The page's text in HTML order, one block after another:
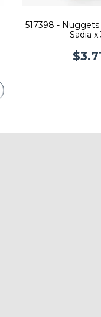
517398 -
Sadia